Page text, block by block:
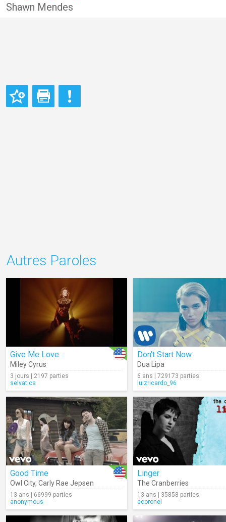
Shawn Mendes
Autres Paroles
Give Me Love
Miley Cyrus
3 jours | 2197 parties
selvatica
Don't Start Now
Dua Lipa
6 ans | 729173 parties
luizricardo_96
Good Time
Owl City, Carly Rae Jepsen
13 ans | 66999 parties
anonymous
Linger
The Cranberries
13 ans | 35858 parties
ecoronel